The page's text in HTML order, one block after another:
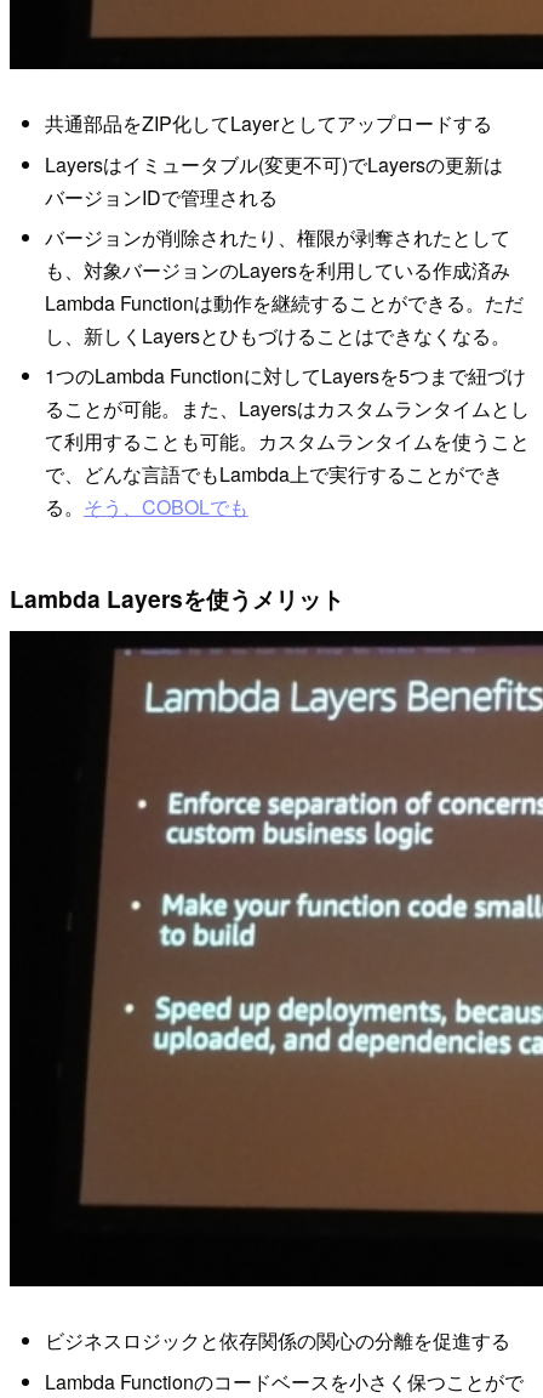
共通部品をZIP化してLayerとしてアップロードする
Layersはイミュータブル(変更不可)でLayersの更新は
バージョンIDで管理される
バージョンが削除されたり、権限が剥奪されたとして
も、対象バージョンのLayersを利用している作成済み
Lambda Functionは動作を継続することができる。ただ
し、新しくLayersとひもづけることはできなくなる。
1つのLambda Functionに対してLayersを5つまで紐づけ
ることが可能。また、Layersはカスタムランタイムとし
て利用することも可能。カスタムランタイムを使うこと
で、どんな言語でもLambda上で実行することができ
る。 そう、COBOLでも
Lambda Layersを使うメリット
ビジネスロジックと依存関係の関心の分離を促進する
Lambda Functionのコードベースを小さく保つことがで